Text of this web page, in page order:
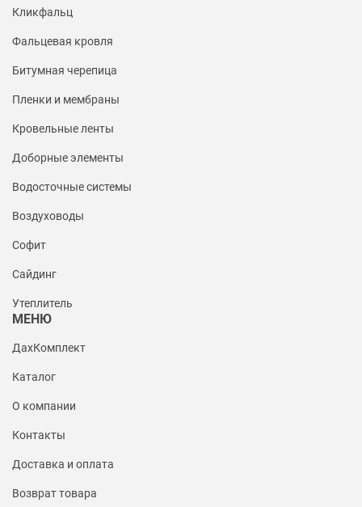
Кликфальц
Фальцевая кровля
Битумная черепица
Пленки и мембраны
Кровельные ленты
Доборные элементы
Водосточные системы
Воздуховоды
Софит
Сайдинг
Утеплитель
МЕНЮ
ДахКомплект
Каталог
О компании
Контакты
Доставка и оплата
Возврат товара